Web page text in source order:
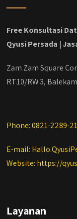
Free Konsultasi
Qyusi Persada |
Zam Zam Square
RT.10/RW.3,
Phone: 0821-2289-
E-mail:
Website: https://
Layanan